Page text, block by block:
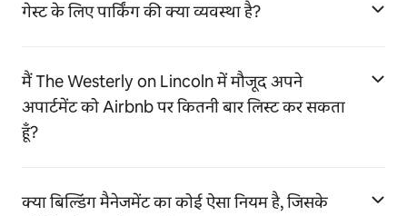
गेस्ट के लिए पार्किंग की क्या व्यवस्था है?
मैं The Westerly on Lincoln में मौजूद अपने
अपार्टमेंट को Airbnb पर कितनी बार लिस्ट कर सकता
हूँ?
क्या बिल्डिंग मैनेजमेंट का कोई ऐसा नियम है, जिसके